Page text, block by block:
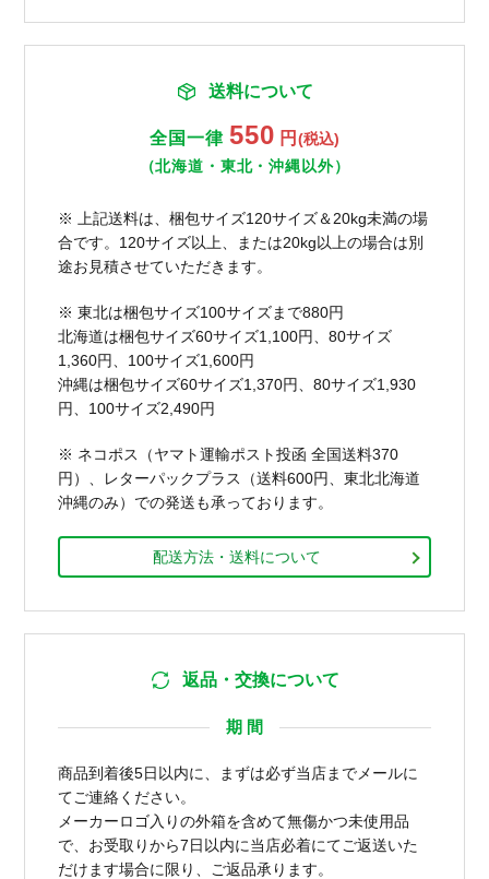
送料について
全国一律 550 円 (税込)
（北海道・東北・沖縄以外）
※ 上記送料は、梱包サイズ120サイズ＆20kg未満の場
合です。120サイズ以上、または20kg以上の場合は別
途お見積させていただきます。
※ 東北は梱包サイズ100サイズまで880円
北海道は梱包サイズ60サイズ1,100円、80サイズ
1,360円、100サイズ1,600円
沖縄は梱包サイズ60サイズ1,370円、80サイズ1,930
円、100サイズ2,490円
※ ネコポス（ヤマト運輸ポスト投函 全国送料370
円）、レターパックプラス（送料600円、東北北海道
沖縄のみ）での発送も承っております。
配送方法・送料について
返品・交換について
期 間
商品到着後5日以内に、まずは必ず当店までメールに
てご連絡ください。
メーカーロゴ入りの外箱を含めて無傷かつ未使用品
で、お受取りから7日以内に当店必着にてご返送いた
だけます場合に限り、ご返品承ります。